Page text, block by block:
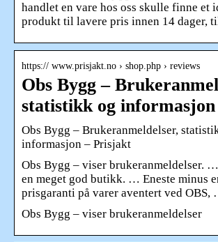
handlet en vare hos oss skulle finne et
produkt til lavere pris innen 14 dager,
https:// www.prisjakt.no › shop.php › reviews
Obs Bygg –
statistikk og informasjon
Obs Bygg – Brukeranmeldelser,
informasjon – Prisjakt
Obs Bygg – viser brukeranmeldelser.
en meget god butikk. … Eneste minus
prisgaranti på varer aventert ved OBS,
Obs Bygg – viser brukeranmeldelser